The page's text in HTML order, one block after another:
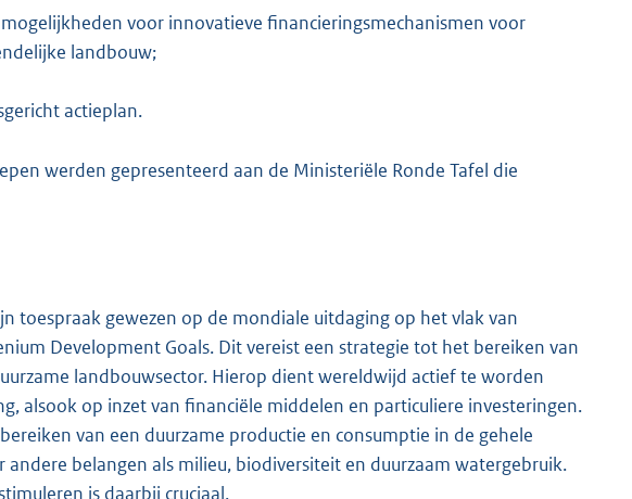
voor innovatieve financieringsmechanismen voor
landbouw;
actieplan.
werden gepresenteerd aan de Ministeriële Ronde Tafel die
toespraak gewezen op de mondiale uitdaging op het vlak van
Development Goals. Dit vereist een strategie tot het bereiken van
landbouwsector. Hierop dient wereldwijd actief te worden
alsook op inzet van financiële middelen en particuliere investeringen.
van een duurzame productie en consumptie in de gehele
belangen als milieu, biodiversiteit en duurzaam watergebruik.
is daarbij cruciaal.